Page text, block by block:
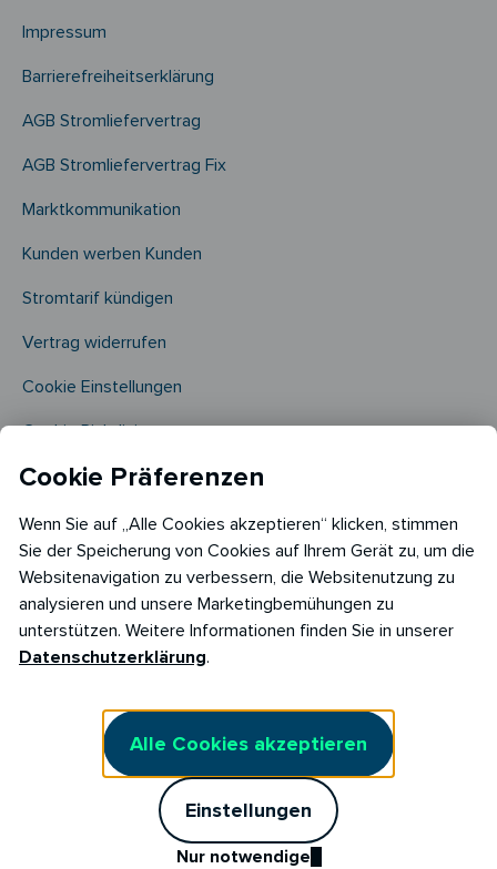
Impressum
Barrierefreiheitserklärung
AGB Stromliefervertrag
AGB Stromliefervertrag Fix
Marktkommunikation
Kunden werben Kunden
Stromtarif kündigen
Vertrag widerrufen
Cookie Einstellungen
Cookie Richtlinie​
Copyright © 2026
RABOT Energy DE GmbH
Hopfenmarkt 33,
Cookie Präferenzen
Wenn Sie auf „Alle Cookies akzeptieren“ klicken, stimmen
Sie der Speicherung von Cookies auf Ihrem Gerät zu, um die
Websitenavigation zu verbessern, die Websitenutzung zu
analysieren und unsere Marketingbemühungen zu
unterstützen. Weitere Informationen finden Sie in unserer
Datenschutzerklärung.
Alle Cookies akzeptieren
Einstellungen
Nur notwendige